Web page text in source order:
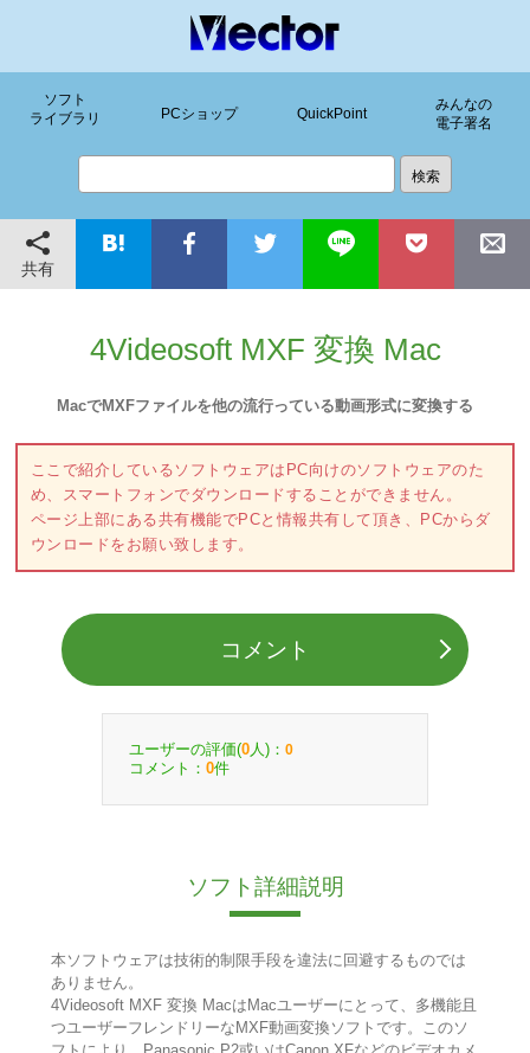
ソフト
ライブラリ
PCショップ QuickPoint
みんなの
電子署名
共有
4Videosoft MXF 変換 Mac
MacでMXFファイルを他の流行っている動画形式に変換する
ここで紹介しているソフトウェアはPC向けのソフトウェアのた
め、スマートフォンでダウンロードすることができません。
ページ上部にある共有機能でPCと情報共有して頂き、PCからダ
ウンロードをお願い致します。
コメント
ユーザーの評価(0 人)： 0
コメント： 0件
ソフト詳細説明
本ソフトウェアは技術的制限手段を違法に回避するものでは
ありません。
4Videosoft MXF 変換 MacはMacユーザーにとって、多機能且
つユーザーフレンドリーなMXF動画変換ソフトです。このソ